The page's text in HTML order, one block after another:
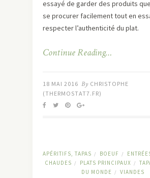
essayé de garder des produits
se procurer facilement tout en
respecter l’authenticité du plat.
Continue Reading…
18 MAI 2016 By CHRISTOPHE
(THERMOSTAT7.FR)
APÉRITIFS, TAPAS / BOEUF /
CHAUDES / PLATS PRINCIPAUX /
DU MONDE / VIANDES